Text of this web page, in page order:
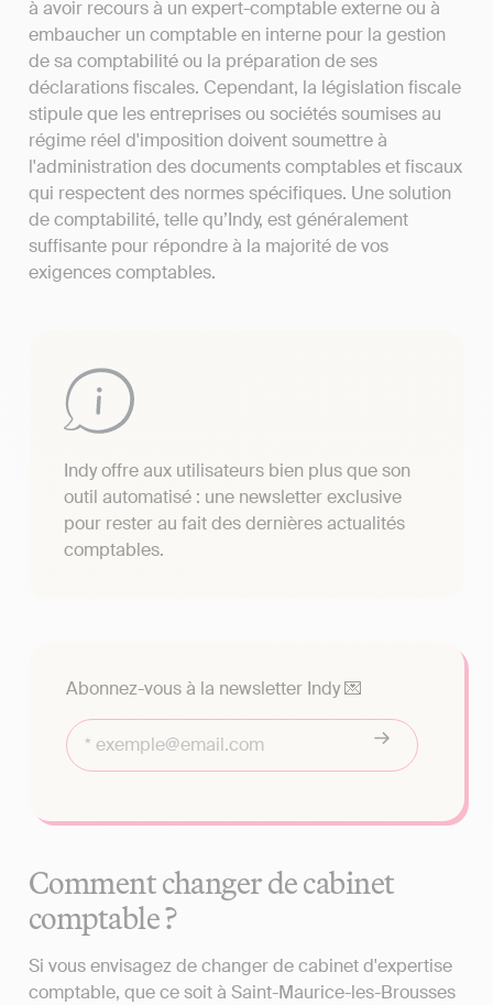
à avoir recours à un expert-comptable externe ou à
embaucher un comptable en interne pour la gestion
de sa comptabilité ou la préparation de ses
déclarations fiscales. Cependant, la législation fiscale
stipule que les entreprises ou sociétés soumises au
régime réel d'imposition doivent soumettre à
l'administration des documents comptables et fiscaux
qui respectent des normes spécifiques. Une solution
de comptabilité, telle qu’Indy, est généralement
suffisante pour répondre à la majorité de vos
exigences comptables.
Indy offre aux utilisateurs bien plus que son
outil automatisé : une newsletter exclusive
pour rester au fait des dernières actualités
comptables.
Abonnez-vous à la newsletter Indy 💌
Comment changer de cabinet
comptable ?
Si vous envisagez de changer de cabinet d'expertise
comptable, que ce soit à Saint-Maurice-les-Brousses